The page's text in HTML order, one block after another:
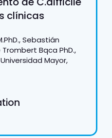
clínicas
Sebastián
Bqca PhD.,
Mayor,